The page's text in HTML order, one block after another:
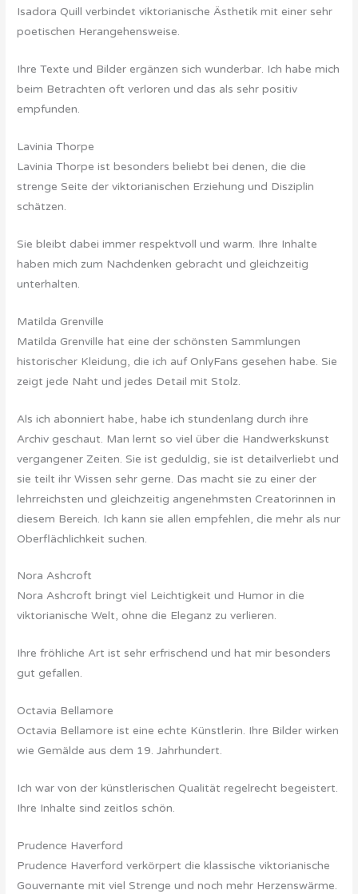
Isadora Quill verbindet viktorianische Ästhetik mit einer sehr
poetischen Herangehensweise.
Ihre Texte und Bilder ergänzen sich wunderbar. Ich habe mich
beim Betrachten oft verloren und das als sehr positiv
empfunden.
Lavinia Thorpe
Lavinia Thorpe ist besonders beliebt bei denen, die die
strenge Seite der viktorianischen Erziehung und Disziplin
schätzen.
Sie bleibt dabei immer respektvoll und warm. Ihre Inhalte
haben mich zum Nachdenken gebracht und gleichzeitig
unterhalten.
Matilda Grenville
Matilda Grenville hat eine der schönsten Sammlungen
historischer Kleidung, die ich auf OnlyFans gesehen habe. Sie
zeigt jede Naht und jedes Detail mit Stolz.
Als ich abonniert habe, habe ich stundenlang durch ihre
Archiv geschaut. Man lernt so viel über die Handwerkskunst
vergangener Zeiten. Sie ist geduldig, sie ist detailverliebt und
sie teilt ihr Wissen sehr gerne. Das macht sie zu einer der
lehrreichsten und gleichzeitig angenehmsten Creatorinnen in
diesem Bereich. Ich kann sie allen empfehlen, die mehr als nur
Oberflächlichkeit suchen.
Nora Ashcroft
Nora Ashcroft bringt viel Leichtigkeit und Humor in die
viktorianische Welt, ohne die Eleganz zu verlieren.
Ihre fröhliche Art ist sehr erfrischend und hat mir besonders
gut gefallen.
Octavia Bellamore
Octavia Bellamore ist eine echte Künstlerin. Ihre Bilder wirken
wie Gemälde aus dem 19. Jahrhundert.
Ich war von der künstlerischen Qualität regelrecht begeistert.
Ihre Inhalte sind zeitlos schön.
Prudence Haverford
Prudence Haverford verkörpert die klassische viktorianische
Gouvernante mit viel Strenge und noch mehr Herzenswärme.